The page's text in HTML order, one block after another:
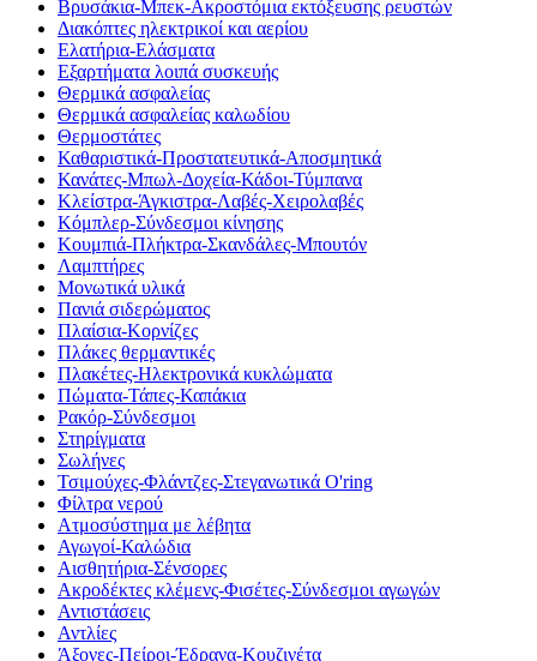
Βρυσάκια-Μπεκ-Ακροστόμια εκτόξευσης ρευστών
Διακόπτες ηλεκτρικοί και αερίου
Ελατήρια-Ελάσματα
Εξαρτήματα λοιπά συσκευής
Θερμικά ασφαλείας
Θερμικά ασφαλείας καλωδίου
Θερμοστάτες
Καθαριστικά-Προστατευτικά-Αποσμητικά
Κανάτες-Μπωλ-Δοχεία-Κάδοι-Τύμπανα
Κλείστρα-Άγκιστρα-Λαβές-Χειρολαβές
Κόμπλερ-Σύνδεσμοι κίνησης
Κουμπιά-Πλήκτρα-Σκανδάλες-Μπουτόν
Λαμπτήρες
Μονωτικά υλικά
Πανιά σιδερώματος
Πλαίσια-Κορνίζες
Πλάκες θερμαντικές
Πλακέτες-Ηλεκτρονικά κυκλώματα
Πώματα-Τάπες-Καπάκια
Ρακόρ-Σύνδεσμοι
Στηρίγματα
Σωλήνες
Τσιμούχες-Φλάντζες-Στεγανωτικά O'ring
Φίλτρα νερού
Ατμοσύστημα με λέβητα
Αγωγοί-Καλώδια
Αισθητήρια-Σένσορες
Ακροδέκτες κλέμενς-Φισέτες-Σύνδεσμοι αγωγών
Αντιστάσεις
Αντλίες
Άξονες-Πείροι-Έδρανα-Κουζινέτα